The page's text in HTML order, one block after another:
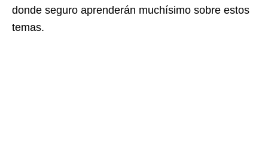
donde seguro aprenderán muchísimo sobre estos
temas.